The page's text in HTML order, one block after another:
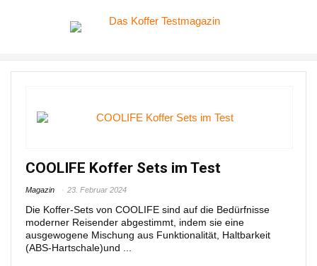
COOLIFE Koffer Sets im Test
Magazin 23. Februar 2024
Die Koffer-Sets von COOLIFE sind auf die Bedürfnisse
moderner Reisender abgestimmt, indem sie eine
ausgewogene Mischung aus Funktionalität, Haltbarkeit
(ABS-Hartschale)und ...